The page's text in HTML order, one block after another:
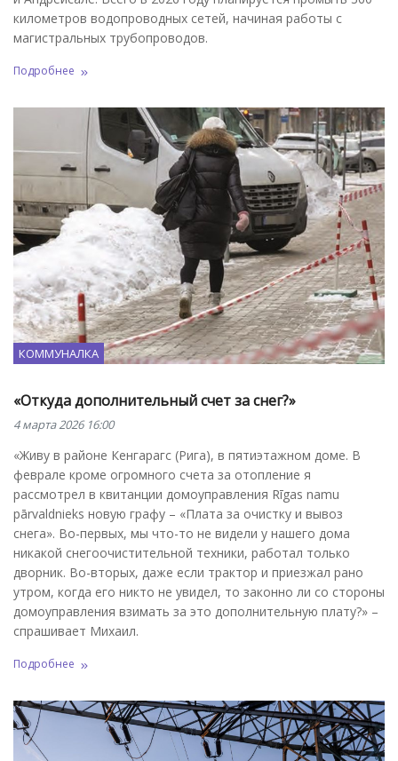
километров водопроводных сетей, начиная работы с
магистральных трубопроводов.
Подробнее
КОММУНАЛКА
«Откуда дополнительный счет за снег?»
4 марта 2026 16:00
«Живу в районе Кенгарагс (Рига), в пятиэтажном доме. В
феврале кроме огромного счета за отопление я
рассмотрел в квитанции домоуправления Rīgas namu
pārvaldnieks новую графу – «Плата за очистку и вывоз
снега». Во-первых, мы что-то не видели у нашего дома
никакой снегоочистительной техники, работал только
дворник. Во-вторых, даже если трактор и приезжал рано
утром, когда его никто не увидел, то законно ли со стороны
домоуправления взимать за это дополнительную плату?» –
спрашивает Михаил.
Подробнее